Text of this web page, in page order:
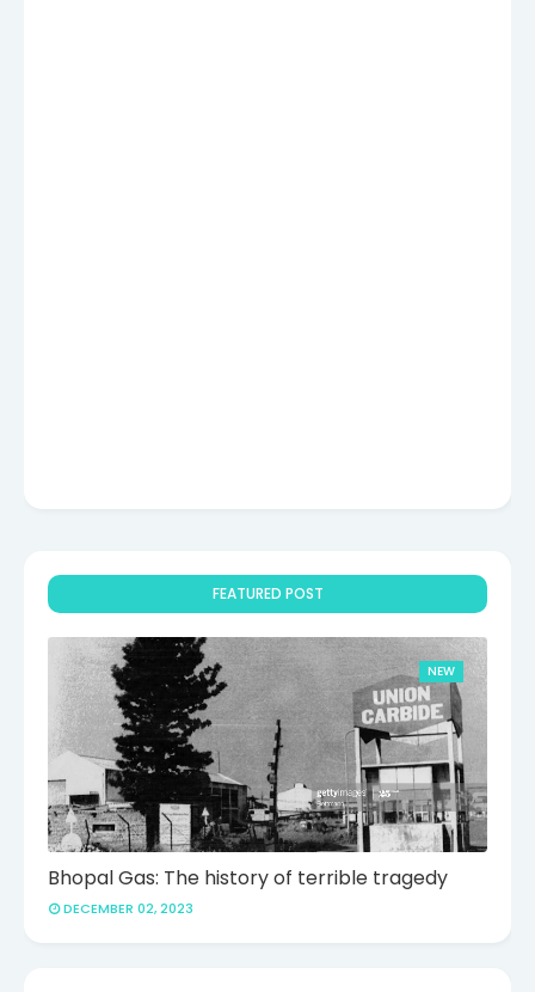
FEATURED POST
NEW
Bhopal Gas: The history of terrible tragedy
DECEMBER 02, 2023